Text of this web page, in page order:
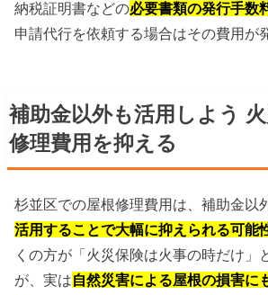
納税証明書などの必要書類の発行手数
申請代行を依頼する場合はその費用が
補助金以外も活用しよう
修理費用を抑える
杉並区での屋根修理費用は、補助金以
活用することで大幅に抑えられる可能
くの方が「火災保険は火事の時だけ」
が、実は自然災害による屋根の損害に